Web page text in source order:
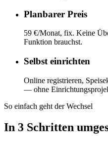
Planbarer Preis
59 €/Monat, fix. Keine
Funktion brauchst.
Selbst einrichten
Online registrieren,
— ohne
So einfach geht der Wechsel
In 3 Schritten